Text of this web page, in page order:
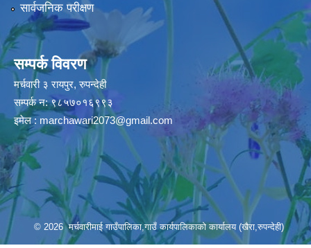
सार्वजनिक परीक्षण
सम्पर्क विवरण
मर्चवारी ३ रायपुर, रुपन्देही
सम्पर्क न: ९८५७०१६९९३
इमेल : marchawari2073@gmail.com
© 2026 मर्चवारीमाई गाउँपालिका,गाउँ कार्यपालिकाको कार्यालय (खैरा,रुपन्देही)